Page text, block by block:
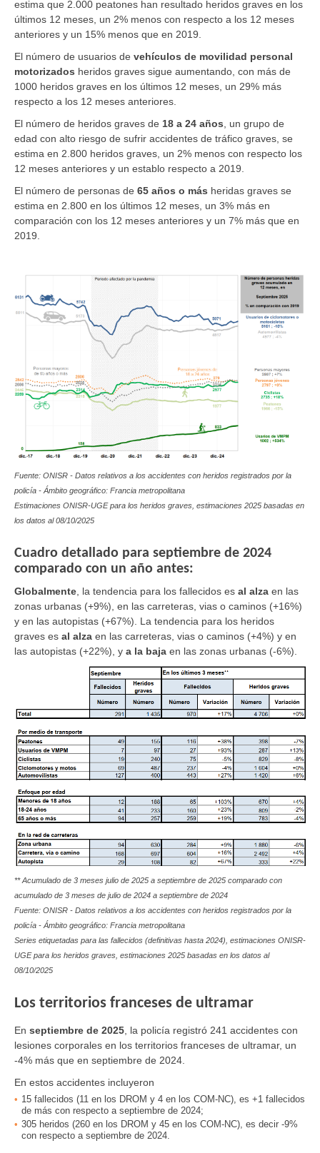
estima que 2.000 peatones han resultado heridos graves en los
últimos 12 meses, un 2% menos con respecto a los 12 meses
anteriores y un 15% menos que en 2019.
El número de usuarios de vehículos de movilidad personal
motorizados heridos graves sigue aumentando, con más de
1000 heridos graves en los últimos 12 meses, un 29% más
respecto a los 12 meses anteriores.
El número de heridos graves de 18 a 24 años , un grupo de
edad con alto riesgo de sufrir accidentes de tráfico graves, se
estima en 2.800 heridos graves, un 2% menos con respecto los
12 meses anteriores y un establo respecto a 2019.
El número de personas de 65 años o más heridas graves se
estima en 2.800 en los últimos 12 meses, un 3% más en
comparación con los 12 meses anteriores y un 7% más que en
2019.
Fuente: ONISR - Datos relativos a los accidentes con heridos registrados por la
policía - Ámbito geográfico: Francia metropolitana
Estimaciones ONISR-UGE para los heridos graves, estimaciones 2025 basadas en
los datos al08/10/2025
Cuadro detallado para septiembre de 2024
comparado con un año antes:
Globalmente la tendencia para los fallecidos es al alza en las
zonas urbanas (+9%), en las carreteras, vias o caminos (+16%)
y en las autopistas (+67%). La tendencia para los heridos
graves es al alza en las carreteras, vias o caminos (+4%) y en
las autopistas (+22%), y a la baja en las zonas urbanas (-6%).
** Acumulado de 3 meses julio de 2025 a septiembre de 2025 comparado con
acumulado de 3 meses de julio de 2024 a septiembre de 2024
Fuente: ONISR - Datos relativos a los accidentes con heridos registrados por la
policía - Ámbito geográfico: Francia metropolitana
Series etiquetadas para las fallecidos (definitivas hasta 2024), estimaciones ONISR-
UGE para los heridos graves, estimaciones 2025 basadas en los datos al
08/10/2025
Los territorios franceses de ultramar
En septiembre de 2025 , la policía registró 241 accidentes con
lesiones corporales en los territorios franceses de ultramar, un
-4% más que en septiembre de 2024.
En estos accidentes incluyeron
15 fallecidos (11 en los DROM y 4 en los COM-NC), es +1 fallecidos
de más con respecto a septiembre de 2024;
305 heridos (260 en los DROM y 45 en los COM-NC), es decir -9%
con respecto a septiembre de 2024.